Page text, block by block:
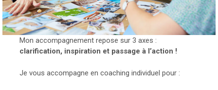
Mon accompagnement repose sur 3 axes :
clarification, inspiration et passage à l’action !
Je vous accompagne en coaching individuel pour :